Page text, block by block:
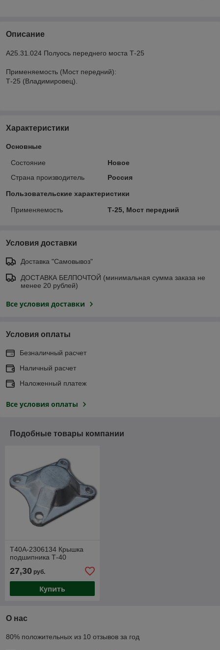
Описание
А25.31.024 Полуось переднего моста Т-25
Применяемость (Мост передний):
Т-25 (Владимировец).
Характеристики
Основные
Состояние
Новое
Страна производитель
Россия
Пользовательские характеристики
Применяемость Т-25, Мост передний
Условия доставки
Доставка "Самовывоз"
ДОСТАВКА БЕЛПОЧТОЙ (минимальная сумма заказа не
менее 20 рублей)
Все условия доставки
Условия оплаты
Безналичный расчет
Наличный расчет
Наложенный платеж
Все условия оплаты
Подобные товары компании
Т40А-2306134 Крышка
подшипника Т-40
27,30 руб.
Купить
О нас
80% положительных из 10 отзывов за год